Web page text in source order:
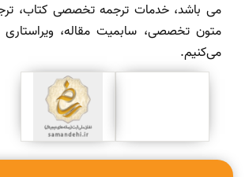
می باشد، خدمات ترجمه تخصصی کتاب،
متون تخصصی، سابمیت مقاله، ویراستاری
می‌کنیم.